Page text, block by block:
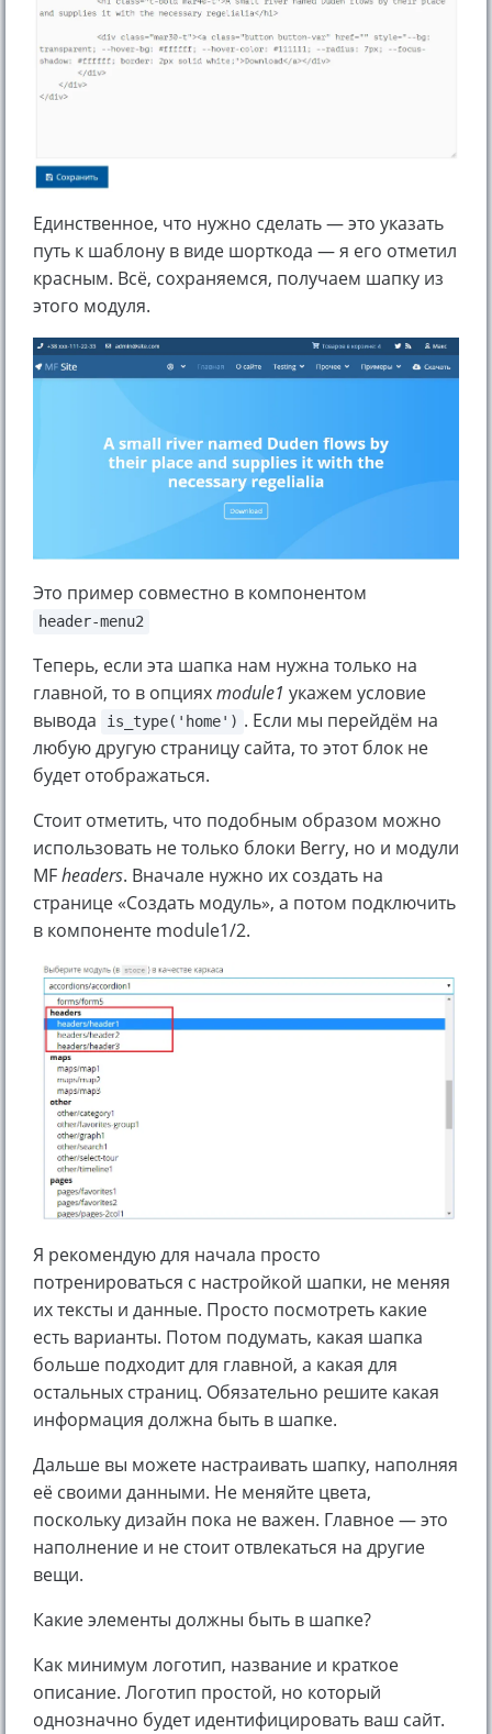
Единственное, что нужно сделать — это указать
путь к шаблону в виде шорткода — я его отметил
красным. Всё, сохраняемся, получаем шапку из
этого модуля.
Это пример совместно в компонентом
header-menu2
Теперь, если эта шапка нам нужна только на
главной, то в опцияхmodule1 укажем условие
вывода
is_type('home') . Если мы перейдём на
любую другую страницу сайта, то этот блок не
будет отображаться.
Стоит отметить, что подобным образом можно
использовать не только блоки Berry, но и модули
MFheaders. Вначале нужно их создать на
странице «Создать модуль», а потом подключить
в компоненте module1/2.
Я рекомендую для начала просто
потренироваться с настройкой шапки, не меняя
их тексты и данные. Просто посмотреть какие
есть варианты. Потом подумать, какая шапка
больше подходит для главной, а какая для
остальных страниц. Обязательно решите какая
информация должна быть в шапке.
Дальше вы можете настраивать шапку, наполняя
её своими данными. Не меняйте цвета,
поскольку дизайн пока не важен. Главное — это
наполнение и не стоит отвлекаться на другие
вещи.
Какие элементы должны быть в шапке?
Как минимум логотип, название и краткое
описание. Логотип простой, но который
однозначно будет идентифицировать ваш сайт.